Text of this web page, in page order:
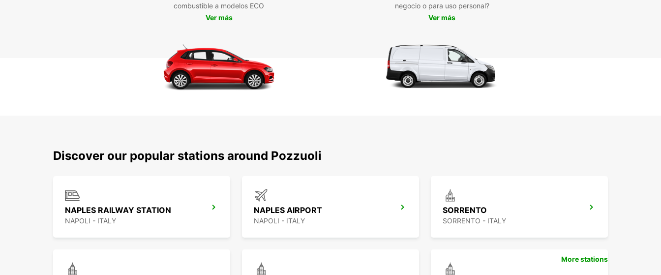
combustible a modelos ECO
Ver más
negocio o para uso personal?
Ver más
Discover our popular stations around Pozzuoli
NAPLES RAILWAY STATION
NAPOLI - ITALY
NAPLES AIRPORT
NAPOLI - ITALY
SORRENTO
SORRENTO - ITALY
More stations